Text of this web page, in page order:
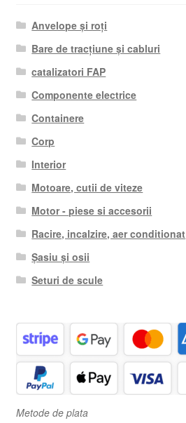
Anvelope și roți
Bare de tracțiune și cabluri
catalizatori FAP
Componente electrice
Containere
Corp
Interior
Motoare, cutii de viteze
Motor - piese si accesorii
Racire, incalzire, aer conditionat
Șasiu și osii
Seturi de scule
Metode de plata